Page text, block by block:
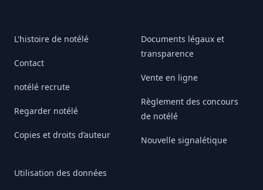
L'histoire de notélé
Contact
notélé recrute
Regarder notélé
Copies et droits d’auteur
Utilisation des données
Documents légaux et
transparence
Vente en ligne
Règlement des concours
de notélé
Nouvelle signalétique